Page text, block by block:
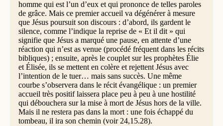
homme qui est l’un d’eux et qui prononce de telles paroles
de grâce. Mais ce premier accueil va dégénérer à mesure
que Jésus poursuit son discours : d’abord, ils gardent le
silence, comme l’indique la reprise de « Et il dit » qui
signifie que Jésus a marqué une pause, en attente d’une
réaction qui n’est as venue (procédé fréquent dans les récits
bibliques) ; ensuite, après le couplet sur les prophètes Élie
et Élisée, ils se mettent en colère et rejettent Jésus avec
l’intention de le tuer… mais sans succès. Une même
courbe s’observera dans le récit évangélique : un premier
accueil très positif laissera place peu à peu à une hostilité
qui débouchera sur la mise à mort de Jésus hors de la ville.
Mais il ne restera pas dans la mort : une fois échappé du
tombeau, il ira son chemin (voir 24,15.28).